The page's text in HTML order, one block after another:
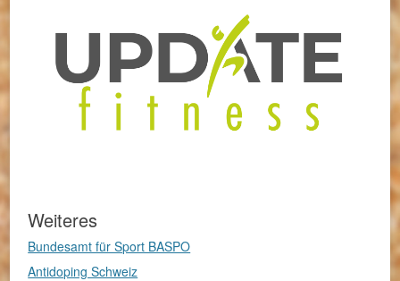
Weiteres
Bundesamt für Sport BASPO
Antidoping Schweiz